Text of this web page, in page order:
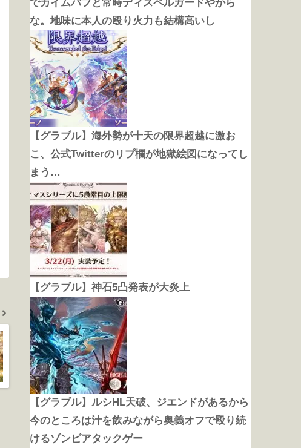
でカイムバフと常時ディスペルガードやから
な。地味に本人の殴り火力も結構高いし
【グラブル】海外勢が十天の限界超越に激お
こ、公式Twitterのリプ欄が地獄絵図になってし
まう…
【グラブル】神石5凸発表が大炎上
【グラブル】ルシHL天破、ジエンドがあるから
今のところは汁を飲みながら奥義オフで殴り続
けるゾンビアタックゲー